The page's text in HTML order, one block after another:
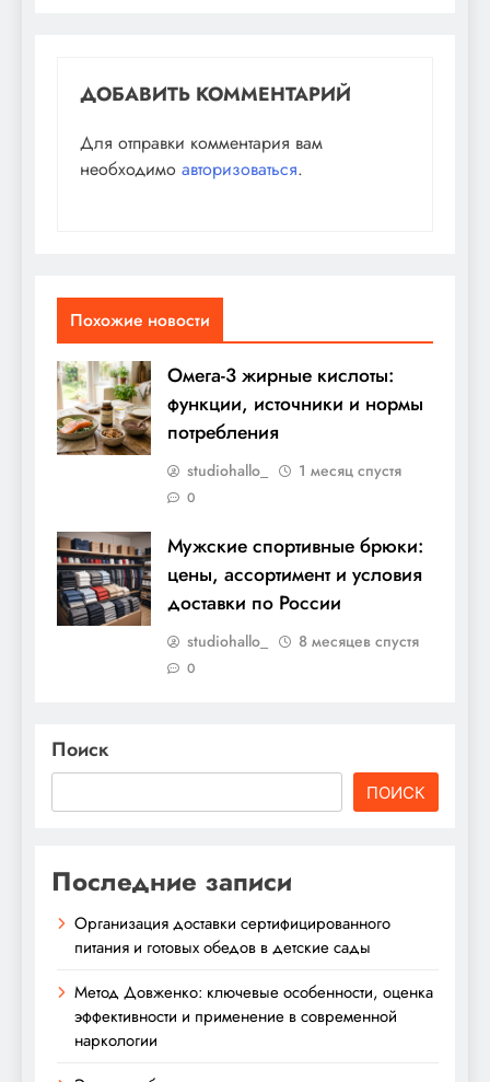
ДОБАВИТЬ КОММЕНТАРИЙ
Для отправки комментария вам
необходимо авторизоваться.
Похожие новости
Омега-3 жирные кислоты:
функции, источники и нормы
потребления
studiohallo_ 1 месяц спустя
0
Мужские спортивные брюки:
цены, ассортимент и условия
доставки по России
studiohallo_ 8 месяцев спустя
0
Поиск
ПОИСК
Последние записи
Организация доставки сертифицированного
питания и готовых обедов в детские сады
Метод Довженко: ключевые особенности, оценка
эффективности и применение в современной
наркологии